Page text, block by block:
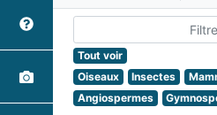
Tout voir
Oiseaux
Insectes
Angiospermes